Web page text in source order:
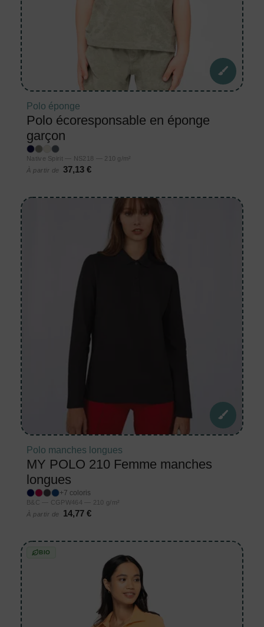
Polo éponge
Polo écoresponsable en éponge
garçon
Native Spirit — NS218 — 210 g/m²
À partir de
37,13 €
Polo manches longues
MY POLO 210 Femme manches
longues
+7 coloris
B&C — CGPW464 — 210 g/m²
À partir de
14,77 €
BIO